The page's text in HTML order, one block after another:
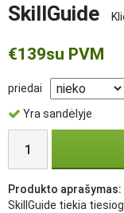
SkillGuide
€139su PVM
priedai
Yra sandėlyje
Produkto aprašymas:
SkillGuide tiekia